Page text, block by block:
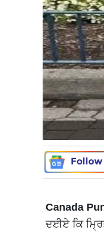
Follow
Canada
ਦਈਏ ਕਿ